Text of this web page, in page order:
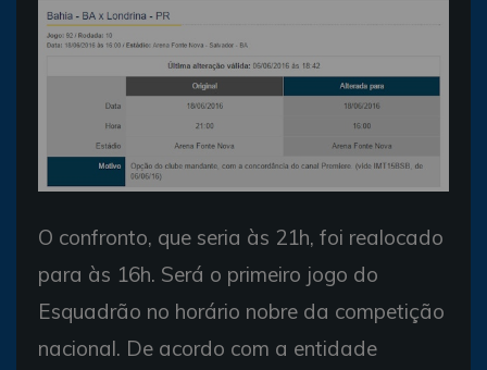
O confronto, que seria às 21h, foi realocado
para às 16h. Será o primeiro jogo do
Esquadrão no horário nobre da competição
nacional. De acordo com a entidade